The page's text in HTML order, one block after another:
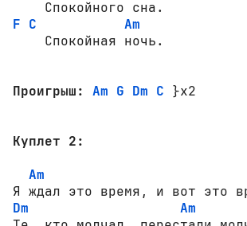
F C
Am
    Спокойная ночь.
Проигрыш: Am G Dm C }x2
Куплет 2:
Am
Dm
Am